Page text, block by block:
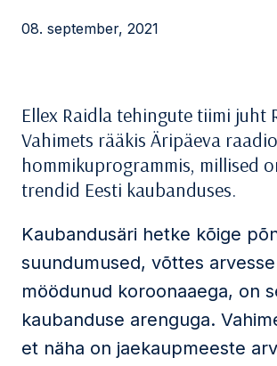
08. september, 2021
Ellex Raidla tehingute tiimi juht
Vahimets rääkis Äripäeva raadio
hommikuprogrammis, millised
trendid Eesti kaubanduses.
Kaubandusäri hetke kõige
suundumused, võttes
möödunud koroonaaega, on
kaubanduse arenguga.
et näha on jaekaupmeeste